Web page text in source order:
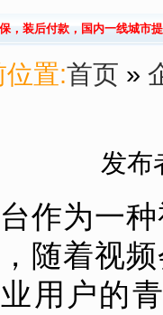
，装后付款，国内一线城市
位置:首页 »
发布
作为一
随着视
用户的